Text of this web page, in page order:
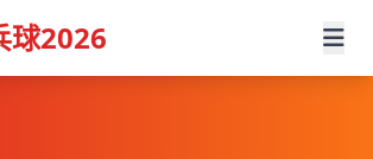
球2026